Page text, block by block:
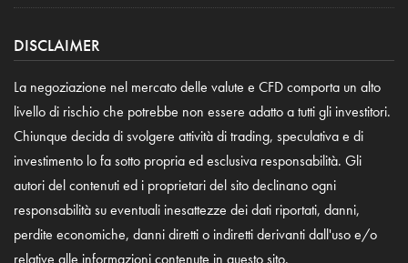
DISCLAIMER
La negoziazione nel mercato delle valute e CFD comporta un alto
livello di rischio che potrebbe non essere adatto a tutti gli investitori.
Chiunque decida di svolgere attività di trading, speculativa e di
investimento lo fa sotto propria ed esclusiva responsabilità. Gli
autori del contenuti ed i proprietari del sito declinano ogni
responsabilità su eventuali inesattezze dei dati riportati, danni,
perdite economiche, danni diretti o indiretti derivanti dall'uso e/o
relative alle informazioni contenute in questo sito.